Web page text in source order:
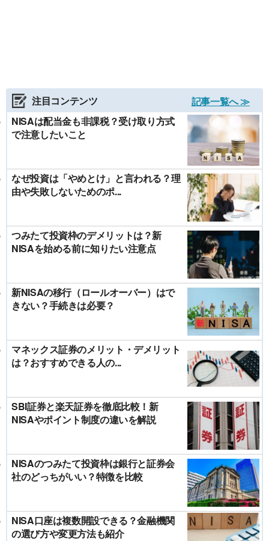
注目コンテンツ
記事一覧へ ≫
NISAは配当金も非課税？受け取り方式
で注意したいこと
なぜ投資は「やめとけ」と言われる？理
由や失敗しないためのポ...
つみたて投資枠のデメリットは？新
NISAを始める前に知りたい注意点
新NISAの移行（ロールオーバー）はで
きない？手続きは必要？
マネックス証券のメリット・デメリット
は？おすすめできる人の...
SBI証券と楽天証券を徹底比較！新
NISAやポイント制度の違いを解説
NISAのつみたて投資枠は銀行と証券会
社のどっちがいい？特徴を比較
NISA口座は複数開設できる？金融機関
の選び方や変更方法も紹介